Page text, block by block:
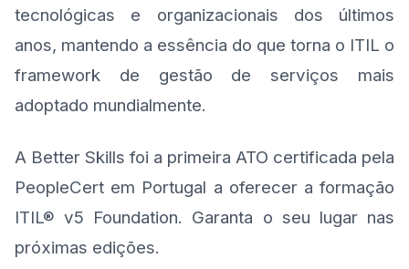
tecnológicas e organizacionais dos últimos
anos, mantendo a essência do que torna o ITIL o
framework de gestão de serviços mais
adoptado mundialmente.
A Better Skills foi a primeira ATO certificada pela
PeopleCert em Portugal a oferecer a formação
ITIL® v5 Foundation. Garanta o seu lugar nas
próximas edições.